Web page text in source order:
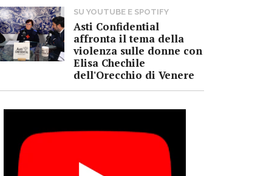
SU YOUTUBE E SPOTIFY
Asti Confidential
affronta il tema della
violenza sulle donne con
Elisa Chechile
dell'Orecchio di Venere